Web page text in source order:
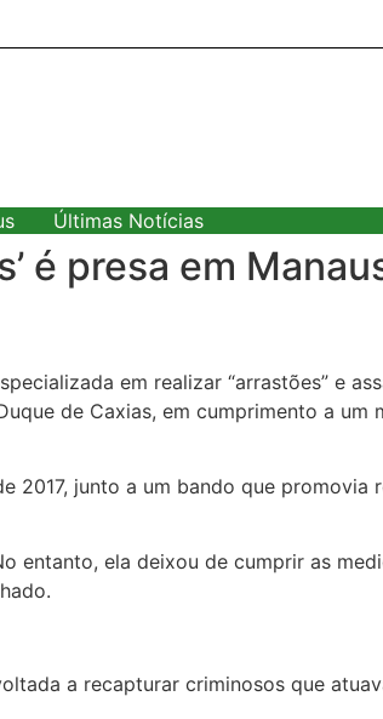
Últimas Notícias
é presa em
em realizar “arrastões” e
de Caxias, em cumprimento a um
2017, junto a um bando que promovia
entanto, ela deixou de cumprir as
a recapturar criminosos que